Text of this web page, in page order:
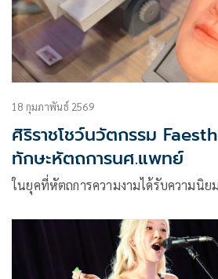
18 กุมภาพันธ์ 2569
ศิริราชโชว์นวัตกรรม
ทักษะหัตถการนศ.แพทย์
ในยุคที่หัตถการความงามได้รับความนิ